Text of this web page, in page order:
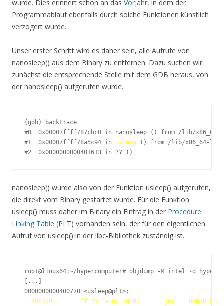
wurde. Dies erinnert schon an das Vorjahr, in dem der
Programmablauf ebenfalls durch solche Funktionen künstlich
verzögert wurde.
Unser erster Schritt wird es daher sein, alle Aufrufe von
nanosleep() aus dem Binary zu entfernen. Dazu suchen wir
zunächst die entsprechende Stelle mit dem GDB heraus, von
der nanosleep() aufgerufen wurde.
(gdb) backtrace
#0  0x00007ffff787cbc0 in nanosleep () from /lib/
#1  0x00007ffff78a5c94 in usleep () from /lib/x86_64-
#2  0x0000000000401613 in ?? ()
nanosleep() wurde also von der Funktion usleep() aufgerufen,
die direkt vom Binary gestartet wurde. Für die Funktion
usleep() muss daher im Binary ein Eintrag in der Procedure
Linking Table (PLT) vorhanden sein, der für den eigentlichen
Aufruf von usleep() in der libc-Bibliothek zuständig ist.
root@linux64:~/hypercomputer# objdump -M intel -d
[...]
0000000000400770 <usleep@plt>:
400770:       ff 25 fa 68 20 00       jmp    QWORD